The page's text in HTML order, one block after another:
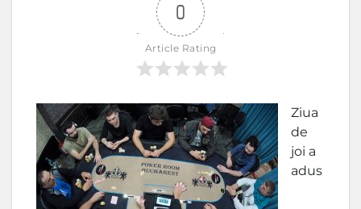
0
Article Rating
Ziua
de
joi a
adus